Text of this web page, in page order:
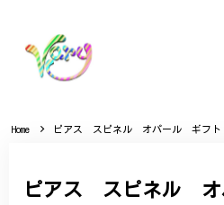
Home ピアス スピネル オパール ギフト
ピアス スピネル